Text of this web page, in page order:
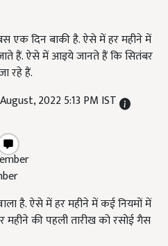
दिन बाकी है. ऐसे में हर महीने में
हैं. ऐसे में आइये जानते हैं कि सितंबर
रहे हैं.
2022 5:13 PM IST
है. ऐसे में हर महीने में कई नियमों में
महीने की पहली तारीख को रसोई गैस